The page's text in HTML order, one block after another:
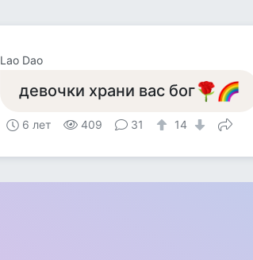
Lao Dao
девочки храни вас бог
6 лет 409 31 14